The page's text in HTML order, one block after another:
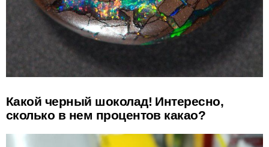
Какой черный шоколад! Интересно,
сколько в нем процентов какао?